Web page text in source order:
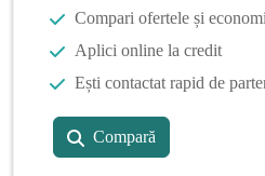
Compari ofertele și
Aplici online la credit
Ești contactat rapid de
Compară